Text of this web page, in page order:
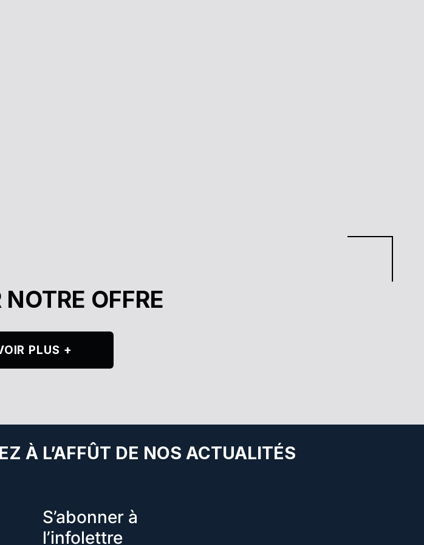
OFFRE
PLUS +
À L’AFFÛT DE NOS ACTUALITÉS
S’abonner à
l’infolettre